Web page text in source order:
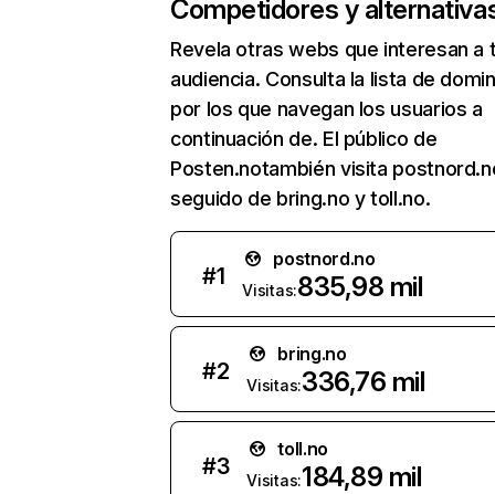
Competidores y
Revela otras webs que interesan a
audiencia. Consulta la lista de
por los que navegan los usuarios a
continuación de. El público de
Posten.notambién visita
seguido de bring.no y toll.no.
#1
postnord.no
Visitas:835,98 mil
#2
bring.no
Visitas:336,76 mil
#3
toll.no
Visitas:184,89 mil